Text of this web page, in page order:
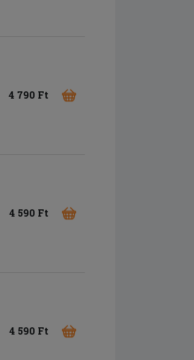
4 790 Ft
4 590 Ft
4 590 Ft